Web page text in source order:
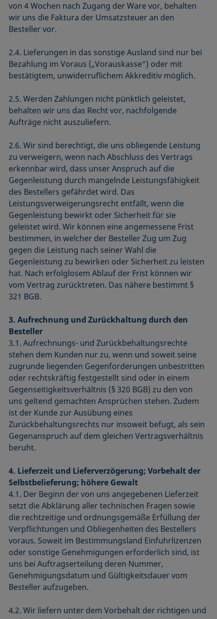
von 4 Wochen nach Zugang der Ware vor, behalten
wir uns die Faktura der Umsatzsteuer an den
Besteller vor.
2.4. Lieferungen in das sonstige Ausland sind nur bei
Bezahlung im Voraus („Vorauskasse“) oder mit
bestätigtem, unwiderruflichem Akkreditiv möglich.
2.5. Werden Zahlungen nicht pünktlich geleistet,
behalten wir uns das Recht vor, nachfolgende
Aufträge nicht auszuliefern.
2.6. Wir sind berechtigt, die uns obliegende Leistung
zu verweigern, wenn nach Abschluss des Vertrags
erkennbar wird, dass unser Anspruch auf die
Gegenleistung durch mangelnde Leistungsfähigkeit
des Bestellers gefährdet wird. Das
Leistungsverweigerungsrecht entfällt, wenn die
Gegenleistung bewirkt oder Sicherheit für sie
geleistet wird. Wir können eine angemessene Frist
bestimmen, in welcher der Besteller Zug um Zug
gegen die Leistung nach seiner Wahl die
Gegenleistung zu bewirken oder Sicherheit zu leisten
hat. Nach erfolglosem Ablauf der Frist können wir
vom Vertrag zurücktreten. Das nähere bestimmt §
321 BGB.
3. Aufrechnung und Zurückhaltung durch den
Besteller
3.1. Aufrechnungs- und Zurückbehaltungsrechte
stehen dem Kunden nur zu, wenn und soweit seine
zugrunde liegenden Gegenforderungen unbestritten
oder rechtskräftig festgestellt sind oder in einem
Gegenseitigkeitsverhältnis (§ 320 BGB) zu den von
uns geltend gemachten Ansprüchen stehen. Zudem
ist der Kunde zur Ausübung eines
Zurückbehaltungsrechts nur insoweit befugt, als sein
Gegenanspruch auf dem gleichen Vertragsverhältnis
beruht.
4. Lieferzeit und Lieferverzögerung; Vorbehalt der
Selbstbelieferung; höhere Gewalt
4.1. Der Beginn der von uns angegebenen Lieferzeit
setzt die Abklärung aller technischen Fragen sowie
die rechtzeitige und ordnungsgemäße Erfüllung der
Verpflichtungen und Obliegenheiten des Bestellers
voraus. Soweit im Bestimmungsland Einfuhrlizenzen
oder sonstige Genehmigungen erforderlich sind, ist
uns bei Auftragserteilung deren Nummer,
Genehmigungsdatum und Gültigkeitsdauer vom
Besteller aufzugeben.
4.2. Wir liefern unter dem Vorbehalt der richtigen und